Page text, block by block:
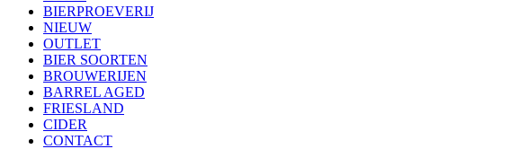
BIERPROEVERIJ
NIEUW
OUTLET
BIER SOORTEN
BROUWERIJEN
BARREL AGED
FRIESLAND
CIDER
CONTACT